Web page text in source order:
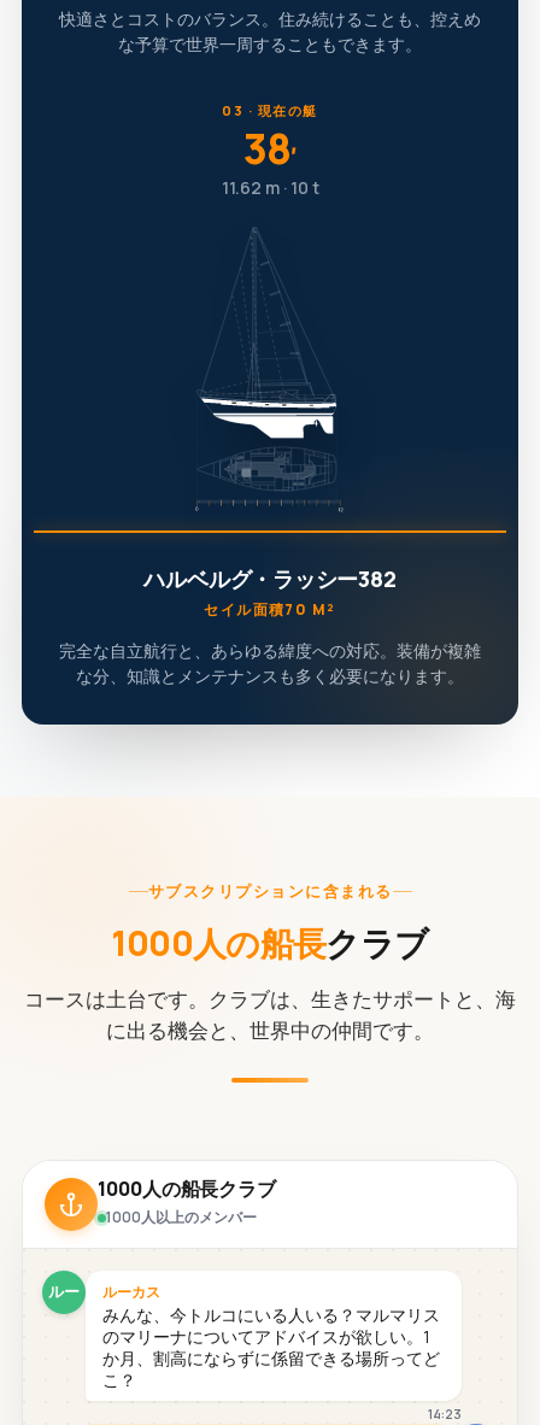
快適さとコストのバランス。住み続けることも、控えめ
な予算で世界一周することもできます。
03 · 現在の艇
38′
11.62 m · 10 t
ハルベルグ・ラッシー382
セイル面積70 M²
完全な自立航行と、あらゆる緯度への対応。装備が複雑
な分、知識とメンテナンスも多く必要になります。
サブスクリプションに含まれる
1000人の船長クラブ
コースは土台です。クラブは、生きたサポートと、海
に出る機会と、世界中の仲間です。
1000人の船長クラブ
1000人以上のメンバー
ルー ルーカス
みんな、今トルコにいる人いる？マルマリス
のマリーナについてアドバイスが欲しい。1
か月、割高にならずに係留できる場所ってど
こ？
14:23